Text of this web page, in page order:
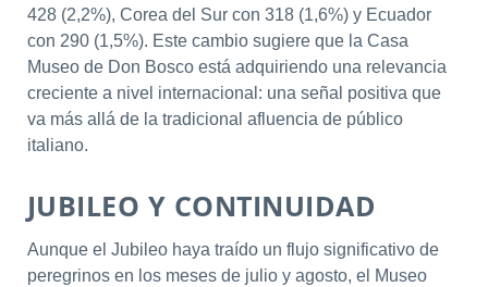
428 (2,2%), Corea del Sur con 318 (1,6%) y Ecuador
con 290 (1,5%). Este cambio sugiere que la Casa
Museo de Don Bosco está adquiriendo una relevancia
creciente a nivel internacional: una señal positiva que
va más allá de la tradicional afluencia de público
italiano.
JUBILEO Y CONTINUIDAD
Aunque el Jubileo haya traído un flujo significativo de
peregrinos en los meses de julio y agosto, el Museo